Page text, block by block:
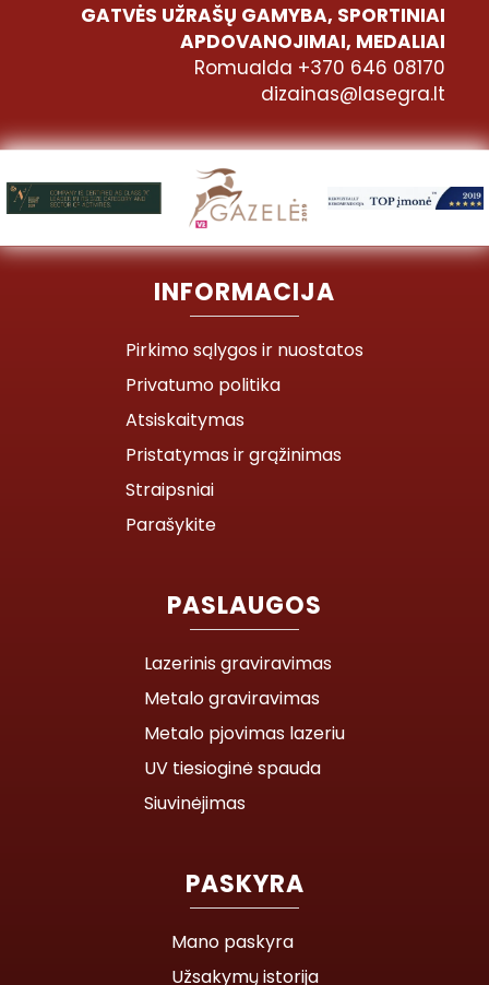
GATVĖS UŽRAŠŲ GAMYBA, SPORTINIAI
APDOVANOJIMAI, MEDALIAI
Romualda +370 646 08170
dizainas@lasegra.lt
INFORMACIJA
Pirkimo sąlygos ir nuostatos
Privatumo politika
Atsiskaitymas
Pristatymas ir grąžinimas
Straipsniai
Parašykite
PASLAUGOS
Lazerinis graviravimas
Metalo graviravimas
Metalo pjovimas lazeriu
UV tiesioginė spauda
Siuvinėjimas
PASKYRA
Mano paskyra
Užsakymų istorija